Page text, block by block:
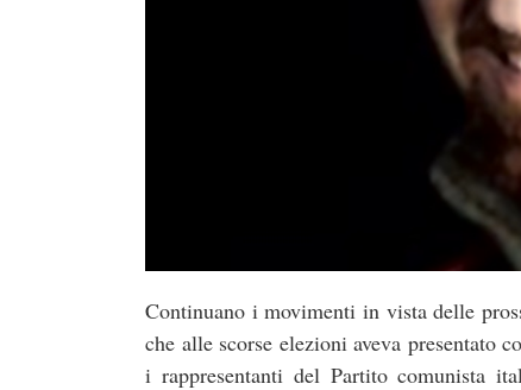
Continuano i movimenti in vista delle
che alle scorse elezioni aveva presentato
i rappresentanti del Partito comunista